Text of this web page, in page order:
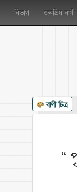
বিভাগ জনপ্রিয় বাণী
বাণী চিত্র
“